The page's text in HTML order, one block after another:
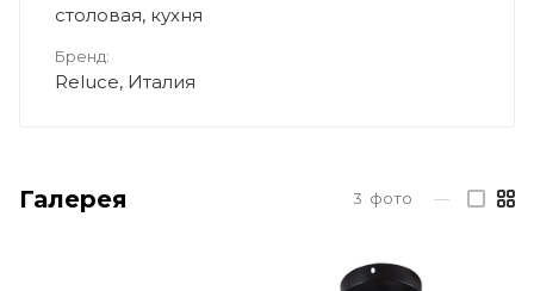
столовая, кухня
Бренд:
Reluce, Италия
Галерея 3 фото —